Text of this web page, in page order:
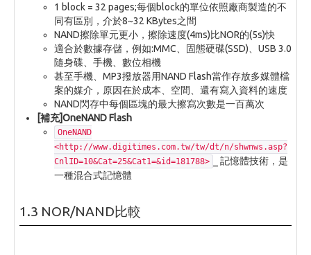
1 block = 32 pages;每個block的單位依照廠商製造的不
同有區別，介於8~32 KBytes之間
NAND擦除單元更小，擦除速度(4ms)比NOR的(5s)快
適合於數據存儲，例如:MMC、固態硬碟(SSD)、USB 3.0
隨身碟、手機、數位相機
甚至手機、MP3撥放器用NAND Flash當作存放多媒體檔
案的媒介，原因在於成本、空間、還有寫入資料的速度
NAND閃存中每個區塊的最大擦寫次數是一百萬次
[補充]OneNAND Flash
OneNAND
<http://www.digitimes.com.tw/tw/dt/n/shwnws.asp?
CnlID=10&Cat=25&Cat1=&id=181788>
_ 記憶體技術，是
一種混合式記憶體
1.3 NOR/NAND比較